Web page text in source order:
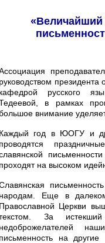
«Величайший
руководством
кафедрой русского
в рамках
внимание
Каждый год в ЮОГУ и
проводятся
проходят на высоком
народам. Еще в
Православной Церкви
За
недоброжелателей
письменность на